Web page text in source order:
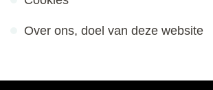
Over ons, doel van deze website